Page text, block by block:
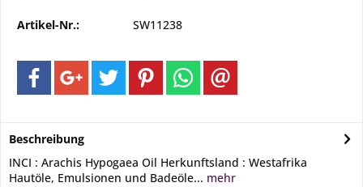
Artikel-Nr.: SW11238
Beschreibung
INCI : Arachis Hypogaea Oil Herkunftsland : Westafrika
Hautöle, Emulsionen und Badeöle... mehr